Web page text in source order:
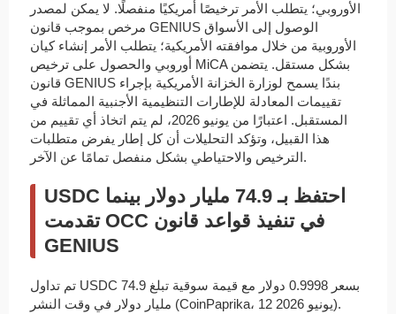
الأوروبي؛ يتطلب الأمر ترخيصًا أمريكيًا منفصلًا. لا يمكن لمصدر
مرخص بموجب قانون GENIUS الوصول إلى الأسواق
الأوروبية من خلال موافقته الأمريكية؛ يتطلب الأمر إنشاء كيان
أوروبي والحصول على ترخيص MiCA بشكل مستقل. يتضمن
قانون GENIUS بندًا يسمح لوزارة الخزانة الأمريكية بإجراء
تقييمات المعادلة للإطارات التنظيمية الأجنبية المماثلة في
المستقبل. اعتبارًا من يونيو 2026، لم يتم اتخاذ أي تقييم من
هذا القبيل، وتؤكد التحليلات أن كل إطار يفرض متطلبات
الترخيص والاحتياطي بشكل منفصل تمامًا عن الآخر.
USDC احتفظ بـ 74.9 مليار دولار بينما
تقدمت OCC في تنفيذ قواعد قانون
GENIUS
تم تداول USDC بسعر 0.9998 دولار مع قيمة سوقية تبلغ 74.9
مليار دولار في وقت النشر (CoinPaprika، 12 يونيو 2026).